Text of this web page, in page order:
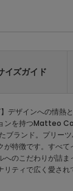
イズガイド
デザインへの情熱
ンを持つMatteo
ランド。プリー
特徴です。すべて
へのこだわりが詰
ティで広く愛され